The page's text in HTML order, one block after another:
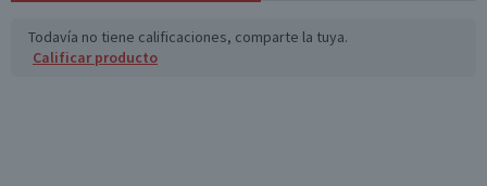
*Ingesta de referencia de un adulto promedio (8400 kj / 2000 kcal)
Todavía no tiene calificaciones, comparte la tuya.
Calificar producto